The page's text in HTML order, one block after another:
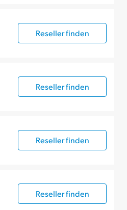
Reseller finden
Reseller finden
Reseller finden
Reseller finden